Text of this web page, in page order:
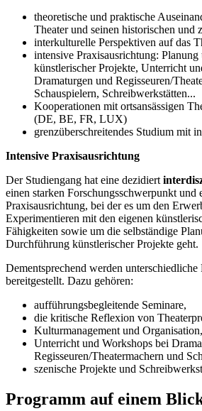
theoretische und praktische
Theater und seinen historischen und
interkulturelle Perspektiven auf das
intensive Praxisausrichtung:
künstlerischer Projekte, Unterricht
Dramaturgen und Regisseuren/
Schauspielern, Schreibwerkstätten...
Kooperationen mit ortsansässigen
(DE, BE, FR, LUX)
grenzüberschreitendes Studium mit
Intensive Praxisausrichtung
Der Studiengang hat eine dezidiert
einen starken Forschungsschwerpunkt und
Praxisausrichtung, bei der es um den
Experimentieren mit den eigenen
Fähigkeiten sowie um die selbständige
Durchführung künstlerischer Projekte geht.
Dementsprechend werden unterschiedliche
bereitgestellt. Dazu gehören:
aufführungsbegleitende Seminare,
die kritische Reflexion von
Kulturmanagement und Organisation,
Unterricht und Workshops bei
Regisseuren/Theatermachern und
szenische Projekte und
Programm auf einem